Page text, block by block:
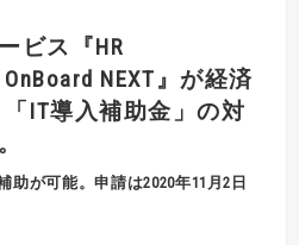
ビス『HR
OnBoard NEXT』が経済
「IT導入補助金」の対
助が可能。申請は2020年11月2日